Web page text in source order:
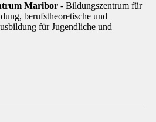
Maribor- Bildungszentrum für
berufstheoretische und
für Jugendliche und